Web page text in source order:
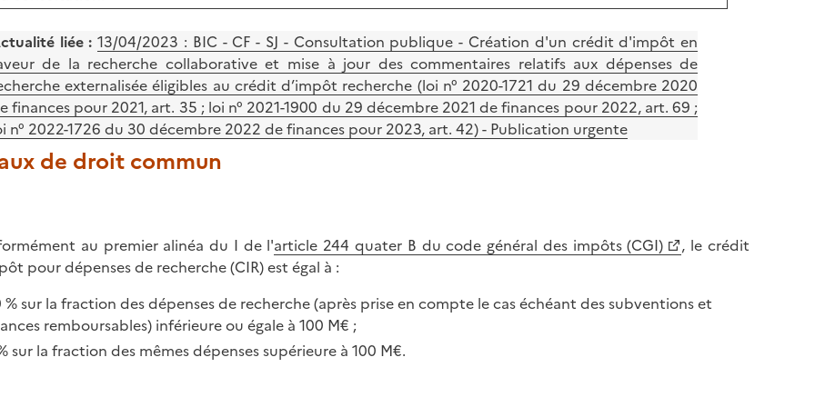
liée :13/04/2023 : BIC - CF - SJ - Consultation publique - Création d'un crédit d'impôt en
de la recherche collaborative et mise à jour des commentaires relatifs aux dépenses de
externalisée éligibles au crédit d’impôt recherche (loi n° 2020-1721 du 29 décembre 2020
finances pour 2021, art. 35 ; loi n° 2021-1900 du 29 décembre 2021 de finances pour 2022, art. 69 ;
n° 2022-1726 du 30 décembre 2022 de finances pour 2023, art. 42) - Publication urgente
de droit commun
au premier alinéa du I de l'article 244 quater B du code général des impôts (CGI)
, le crédit
pour dépenses de recherche (CIR) est égal à :
% sur la fraction des dépenses de recherche (après prise en compte le cas échéant des subventions et
remboursables) inférieure ou égale à 100 M€ ;
sur la fraction des mêmes dépenses supérieure à 100 M€.